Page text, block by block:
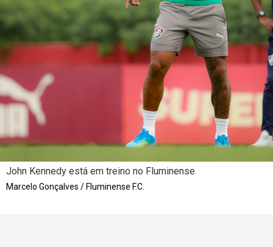
John Kennedy está em treino no Fluminense
Marcelo Gonçalves / Fluminense F.C.